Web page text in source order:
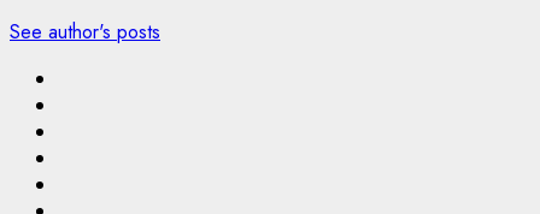
See author's posts